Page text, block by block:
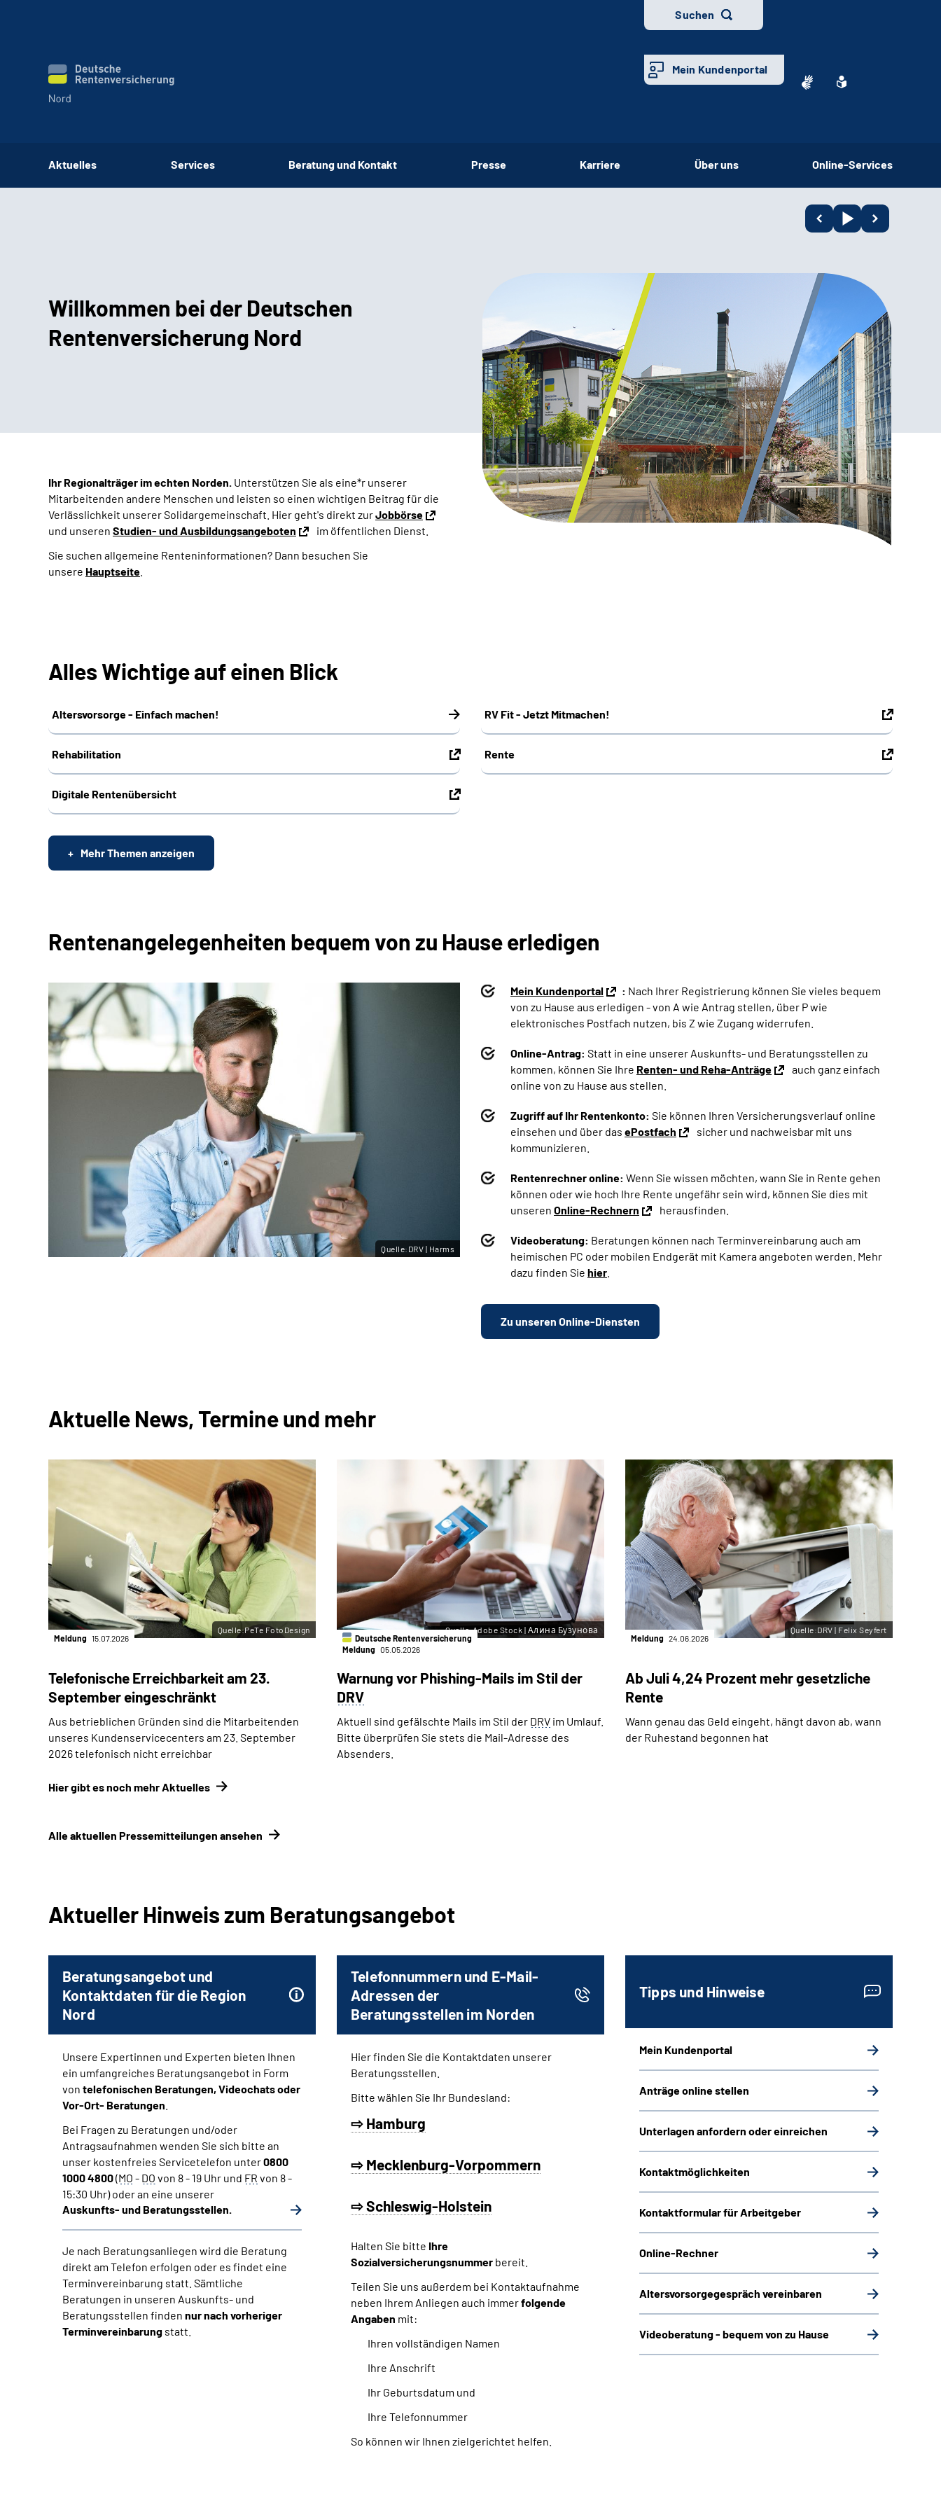
Suchen
Mein Kundenportal
Aktuelles Services Beratung und Kontakt Presse Karriere Über uns Online-Services
Willkommen bei der Deutschen
Rentenversicherung Nord
Ihr Regionalträger im echten Norden. Unterstützen Sie als eine*r unserer
Mitarbeitenden andere Menschen und leisten so einen wichtigen Beitrag für die
Verlässlichkeit unserer Solidargemeinschaft. Hier geht's direkt zurJobbörse
und unseren Studien- und Ausbildungsangeboten
im öffentlichen Dienst.
Sie suchen allgemeine Renteninformationen? Dann besuchen Sie
unsere Hauptseite
Alles Wichtige auf einen Blick
Altersvorsorge - Einfach machen! RV Fit - Jetzt Mitmachen!
Rehabilitation Rente
Digitale Rentenübersicht
Mehr Themen anzeigen
Rentenangelegenheiten bequem von zu Hause erledigen
Mein Kundenportal : Nach Ihrer Registrierung können Sie vieles bequem
von zu Hause aus erledigen - von A wie Antrag stellen, über P wie
elektronisches Postfach nutzen, bis Z wie Zugang widerrufen.
Online-Antrag: Statt in eine unserer Auskunfts- und Beratungsstellen zu
kommen, können Sie Ihre Renten- und Reha-Anträge
auch ganz einfach
online von zu Hause aus stellen.
Zugriff auf Ihr Rentenkonto: Sie können Ihren Versicherungsverlauf online
einsehen und über das ePostfach
sicher und nachweisbar mit uns
kommunizieren.
Rentenrechner online: Wenn Sie wissen möchten, wann Sie in Rente gehen
können oder wie hoch Ihre Rente ungefähr sein wird, können Sie dies mit
unseren Online-Rechnern herausfinden.
Videoberatung: Beratungen können nach Terminvereinbarung auch am
heimischen PC oder mobilen Endgerät mit Kamera angeboten werden. Mehr
dazu finden Sie hier
Zu unseren Online-Diensten
Quelle:DRV | Harms
Aktuelle News, Termine und mehr
Meldung 15.07.2026
Telefonische Erreichbarkeit am 23.
September eingeschränkt
Aus betrieblichen Gründen sind die Mitarbeitenden
unseres Kundenservicecenters am 23. September
2026 telefonisch nicht erreichbar
Quelle:PeTe FotoDesign
Deutsche Rentenversicherung
Meldung 05.05.2026
Warnung vor Phishing-Mails im Stil der
DRV
Aktuell sind gefälschte Mails im Stil der DRVim Umlauf.
Bitte überprüfen Sie stets die Mail-Adresse des
Absenders.
Quelle:Adobe Stock | Алина Бузунова
Meldung 24.06.2026
Ab Juli 4,24 Prozent mehr gesetzliche
Rente
Wann genau das Geld eingeht, hängt davon ab, wann
der Ruhestand begonnen hat
Quelle:DRV | Felix Seyfert
Hier gibt es noch mehr Aktuelles
Alle aktuellen Pressemitteilungen ansehen
Aktueller Hinweis zum Beratungsangebot
Beratungsangebot und
Kontaktdaten für die Region
Nord
Unsere Expertinnen und Experten bieten Ihnen
ein umfangreiches Beratungsangebot in Form
von telefonischen Beratungen, Videochats oder
Vor-Ort- Beratungen
Bei Fragen zu Beratungen und/oder
Antragsaufnahmen wenden Sie sich bitte an
unser kostenfreies Servicetelefon unter0800
1000 4800(MO - DO von 8 - 19 Uhr und FR von 8 -
15:30 Uhr) oder an eine unserer
Auskunfts- und Beratungsstellen.
Je nach Beratungsanliegen wird die Beratung
direkt am Telefon erfolgen oder es findet eine
Terminvereinbarung statt. Sämtliche
Beratungen in unseren Auskunfts- und
Beratungsstellen finden nur nach vorheriger
Terminvereinbarung statt.
Telefonnummern und E-Mail-
Adressen der
Beratungsstellen im Norden
Hier finden Sie die Kontaktdaten unserer
Beratungsstellen.
Bitte wählen Sie Ihr Bundesland:
⇨ Hamburg
⇨ Mecklenburg-Vorpommern
⇨ Schleswig-Holstein
Halten Sie bitte Ihre
Sozialversicherungsnummerbereit.
Teilen Sie uns außerdem bei Kontaktaufnahme
neben Ihrem Anliegen auch immerfolgende
Angaben mit:
Ihren vollständigen Namen
Ihre Anschrift
Ihr Geburtsdatum und
Ihre Telefonnummer
So können wir Ihnen zielgerichtet helfen.
Tipps und Hinweise
Mein Kundenportal
Anträge online stellen
Unterlagen anfordern oder einreichen
Kontaktmöglichkeiten
Kontaktformular für Arbeitgeber
Online-Rechner
Altersvorsorgegespräch vereinbaren
Videoberatung - bequem von zu Hause